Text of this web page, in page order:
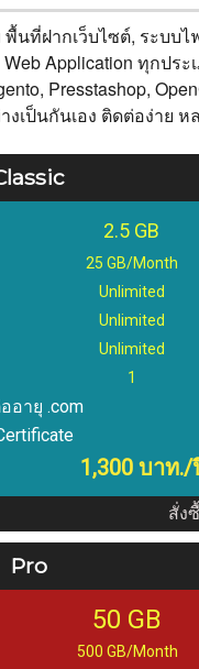
นที่ฝากเว็บไซต์, ระบบไ
Application ทุกป
Presstashop,
เป็นกันเอง ติดต่อง่าย ห
2.5 GB
25 GB/Month
Unlimited
Unlimited
Unlimited
1
อายุ .com
1,300 บาท./
สั่ง
Pro
50 GB
500 GB/Month